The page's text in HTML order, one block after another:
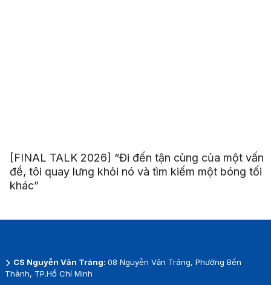
[FINAL TALK 2026] “Đi đến tận cùng của một vấn
đề, tôi quay lưng khỏi nó và tìm kiếm một bóng tối
khác”
CS Nguyễn Văn Tráng: 08 Nguyễn Văn Tráng, Phường Bến
Thành, TP.Hồ Chí Minh